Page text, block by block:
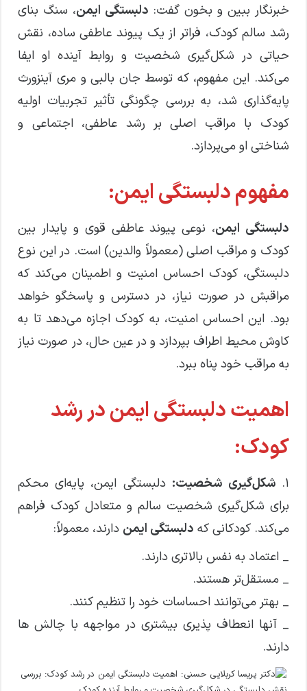
خبرنگار ببین و بخون گفت: دلبستگی ایمن، سنگ بنای
رشد سالم کودک، فراتر از یک پیوند عاطفی ساده، نقش
حیاتی در شکل‌گیری شخصیت و روابط آینده او ایفا
می‌کند. این مفهوم، که توسط جان بالبی و مری آینزورث
پایه‌گذاری شد، به بررسی چگونگی تأثیر تجربیات اولیه
کودک با مراقب اصلی بر رشد عاطفی، اجتماعی و
شناختی او می‌پردازد.
مفهوم دلبستگی ایمن:
دلبستگی ایمن، نوعی پیوند عاطفی قوی و پایدار بین
کودک و مراقب اصلی (معمولاً والدین) است. در این نوع
دلبستگی، کودک احساس امنیت و اطمینان می‌کند که
مراقبش در صورت نیاز، در دسترس و پاسخگو خواهد
بود. این احساس امنیت، به کودک اجازه می‌دهد تا به
کاوش محیط اطراف بپردازد و در عین حال، در صورت نیاز
به مراقب خود پناه ببرد.
اهمیت دلبستگی ایمن در رشد
کودک:
۱. شکل‌گیری شخصیت: دلبستگی ایمن، پایه‌ای محکم
برای شکل‌گیری شخصیت سالم و متعادل کودک فراهم
می‌کند. کودکانی که دلبستگی ایمن دارند، معمولاً:
_ اعتماد به نفس بالاتری دارند.
_ مستقل‌تر هستند.
_ بهتر می‌توانند احساسات خود را تنظیم کنند.
_ آنها انعطاف پذیری بیشتری در مواجهه با چالش ها
دارند.